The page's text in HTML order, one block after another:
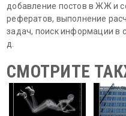
добавление постов в ЖЖ и
рефератов, выполнение
задач, поиск информации в
д.
СМОТРИТЕ